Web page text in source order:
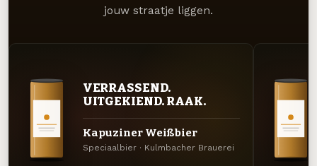
jouw straatje liggen.
VERRASSEND.
UITGEKIEND. RAAK.
Kapuziner Weißbier
Speciaalbier · Kulmbacher Brauerei